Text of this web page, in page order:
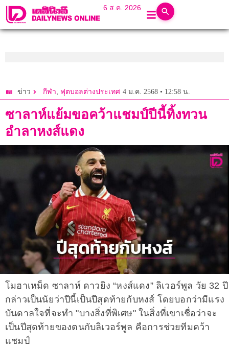
6 ส.ค. 2026
ข่าว กีฬา, ฟุตบอลต่างประเทศ 4 ม.ค. 2568 • 12:58 น.
ซาลาห์แย้มขอคว้าแชมป์ปีนี้ทิ้งทวน
อำลาหงส์แดง
โมฮาเหม็ด ซาลาห์ ดาวยิง “หงส์แดง” ลิเวอร์พูล วัย 32 ปี
กล่าวเป็นนัยว่าปีนี้เป็นปีสุดท้ายกับหงส์ โดยบอกว่ามีแรง
บันดาลใจที่จะทำ "บางสิ่งที่พิเศษ" ในสิ่งที่เขาเชื่อว่าจะ
เป็นปีสุดท้ายของตนกับลิเวอร์พูล คือการช่วยทีมคว้า
แชมป์